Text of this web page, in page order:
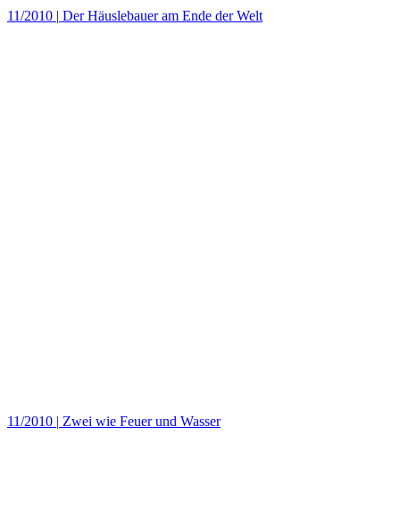
11/2010 | Der Häuslebauer am Ende der Welt
11/2010 | Zwei wie Feuer und Wasser